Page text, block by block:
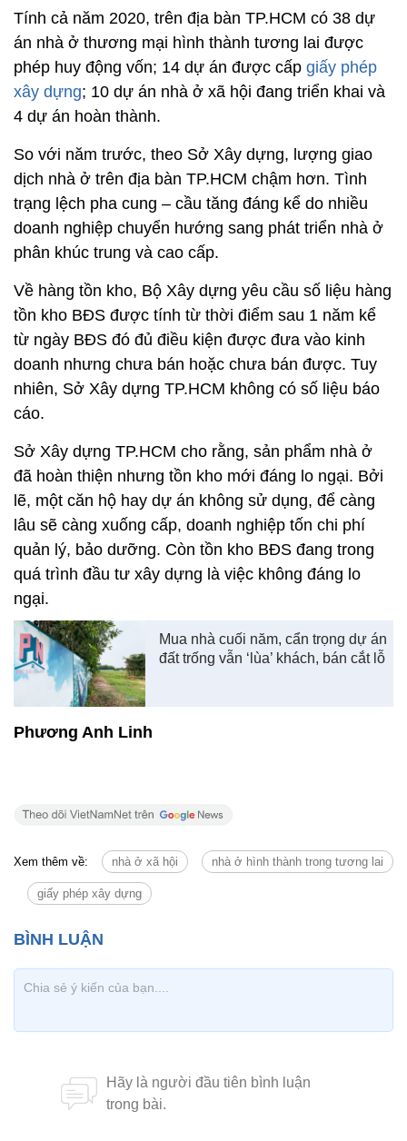
Tính cả năm 2020, trên địa bàn TP.HCM có 38 dự
án nhà ở thương mại hình thành tương lai được
phép huy động vốn; 14 dự án được cấp giấy phép
xây dựng; 10 dự án nhà ở xã hội đang triển khai và
4 dự án hoàn thành.
So với năm trước, theo Sở Xây dựng, lượng giao
dịch nhà ở trên địa bàn TP.HCM chậm hơn. Tình
trạng lệch pha cung – cầu tăng đáng kể do nhiều
doanh nghiệp chuyển hướng sang phát triển nhà ở
phân khúc trung và cao cấp.
Về hàng tồn kho, Bộ Xây dựng yêu cầu số liệu hàng
tồn kho BĐS được tính từ thời điểm sau 1 năm kể
từ ngày BĐS đó đủ điều kiện được đưa vào kinh
doanh nhưng chưa bán hoặc chưa bán được. Tuy
nhiên, Sở Xây dựng TP.HCM không có số liệu báo
cáo.
Sở Xây dựng TP.HCM cho rằng, sản phẩm nhà ở
đã hoàn thiện nhưng tồn kho mới đáng lo ngại. Bởi
lẽ, một căn hộ hay dự án không sử dụng, để càng
lâu sẽ càng xuống cấp, doanh nghiệp tốn chi phí
quản lý, bảo dưỡng. Còn tồn kho BĐS đang trong
quá trình đầu tư xây dựng là việc không đáng lo
ngại.
Mua nhà cuối năm, cẩn trọng dự án
đất trống vẫn ‘lùa’ khách, bán cắt lỗ
Phương Anh Linh
Xem thêm về: nhà ở xã hội nhà ở hình thành trong tương lai
giấy phép xây dựng